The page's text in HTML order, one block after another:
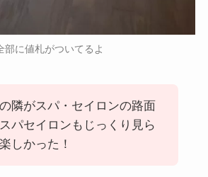
部に値札がついてるよ
隣がスパ・セイロンの路面
パセイロンもじっくり見ら
しかった！